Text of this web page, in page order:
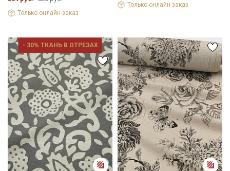
Только онлайн-заказ
Только онлайн-заказ
- 30% ТКАНЬ В ОТРЕЗАХкатегории тканей
Электронная почта
Подписаться
Ознакомлен(а) сПолитикой обработки персональных
данныхи даюСогласие на обработку персональных
данных